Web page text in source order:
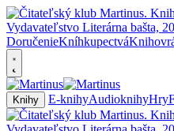
DoručenieKníhkupectvá
Knihy E-knihyAudioknihyHry